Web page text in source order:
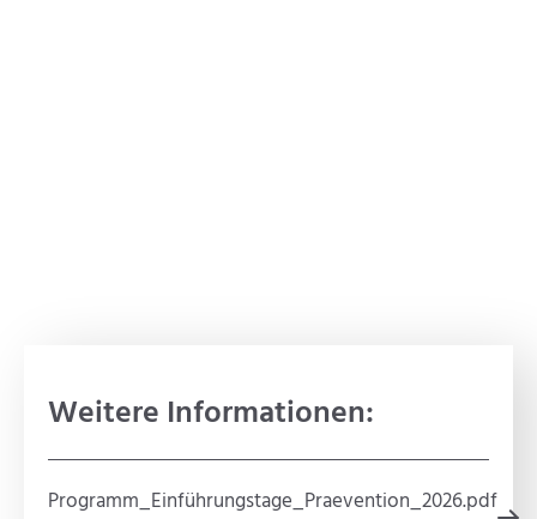
Weitere Informationen:
Programm_Einführungstage_Praevention_2026.pdf